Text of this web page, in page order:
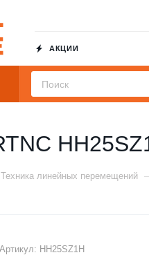
АКЦИИ
Техника линейных перемещений
Артикул: HH25SZ1H